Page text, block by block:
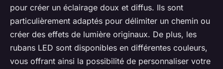
pour créer un éclairage doux et diffus. Ils sont
particulièrement adaptés pour délimiter un chemin ou
créer des effets de lumière originaux. De plus, les
rubans LED sont disponibles en différentes couleurs,
vous offrant ainsi la possibilité de personnaliser votre